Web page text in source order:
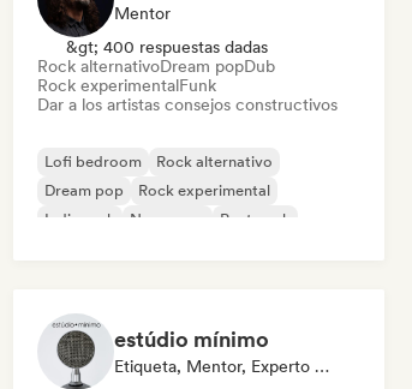
Mentor
&gt; 400 respuestas dadas
Rock alternativoDream popDub
Rock experimentalFunk
Dar a los artistas consejos constructivos
Lofi bedroom
Rock alternativo
Dream pop
Rock experimental
Indie rock
New wave
Post punk
estúdio mínimo
Etiqueta, Mentor, Experto En Sonido